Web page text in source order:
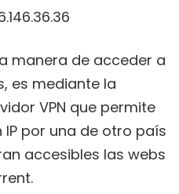
manera de acceder a
es mediante la
VPN que permite
por una de otro país
accesibles las webs